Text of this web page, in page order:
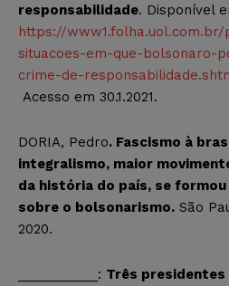
responsabilidade. Disponível
https://www1.folha.uol.com.br/
situacoes-em-que-bolsonaro-
crime-de-
Acesso em 30.1.2021.
DORIA, Pedro. Fascismo à
integralismo, maior
da história do país, se formou
sobre o bolsonarismo. São
2020.
___________: Três presidentes